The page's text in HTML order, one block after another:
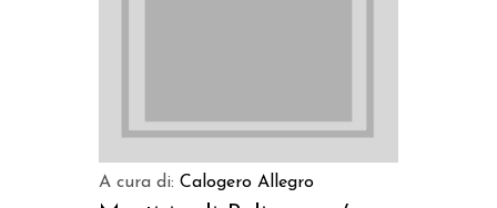
A cura di: Calogero Allegro